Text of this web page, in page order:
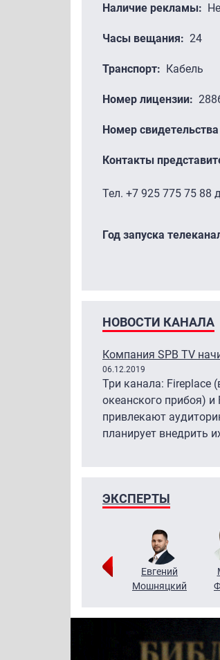
Наличие рекламы
Часы вещания 24
Транспорт Кабель
Номер лицензии
Номер
Контакты
Тел. +7 925 775 75 88
Год запуска
НОВОСТИ КАНАЛА
Компания SPB TV
06.12.2019
Три канала: Fireplace
океанского прибоя)
привлекают
планирует внедрить
ЭКСПЕРТЫ
Виктор
Евгений
Мошняцкий